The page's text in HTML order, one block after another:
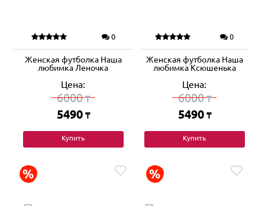
0
Женская футболка Наша
любимка Леночка
Цена:
6000₸
5490 ₸
Купить
0
Женская футболка Наша
любимка Ксюшенька
Цена:
6000₸
5490 ₸
Купить